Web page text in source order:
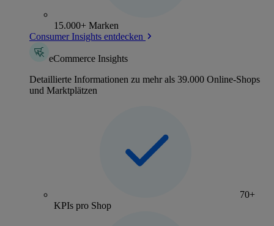
15.000+ Marken
Consumer Insights entdecken
eCommerce Insights
Detaillierte Informationen zu mehr als 39.000 Online-Shops
und Marktplätzen
70+
KPIs pro Shop